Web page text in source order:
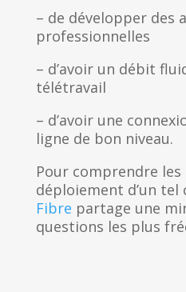
– de développer des
professionnelles
– d’avoir un débit
télétravail
– d’avoir une
ligne de bon niveau.
Pour comprendre
déploiement d’un tel
Fibre partage une
questions les plus